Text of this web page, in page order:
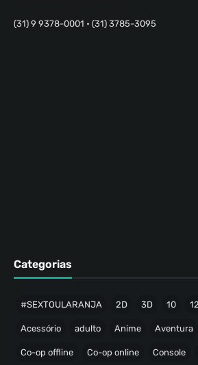
(31) 9 9378-0001 • (31) 3785-3095
Categorias
#SEXTOULARANJA 2D 3D 10 12
Acessório adulto Anime Aventura
Co-op offline Co-op online Console